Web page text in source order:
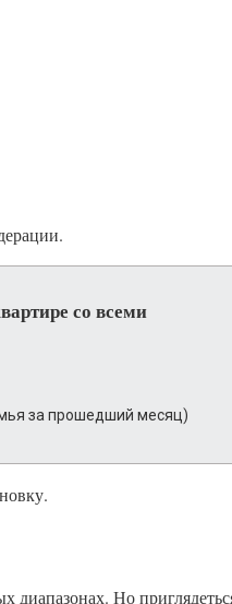
со всеми
за прошедший месяц)
диапазонах. Но